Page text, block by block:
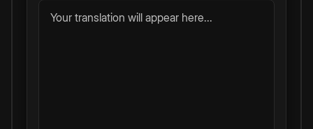
Your translation will appear here...